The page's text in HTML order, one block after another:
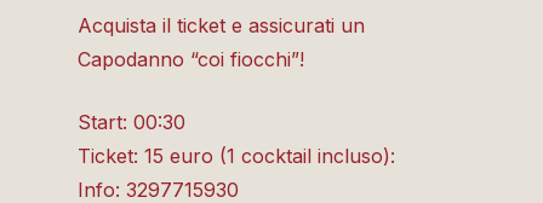
Acquista il ticket e assicurati un
Capodanno “coi fiocchi”!
Start: 00:30
Ticket: 15 euro (1 cocktail incluso):
Info: 3297715930